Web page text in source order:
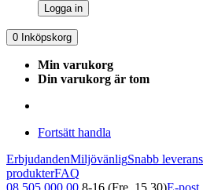
Logga in
0 Inköpskorg
Min varukorg
Din varukorg är tom
Fortsätt handla
ErbjudandenMiljövänligSnabb leverans
produkterFAQ
08 505 000 00 8-16 (Fre. 15.30)E-post